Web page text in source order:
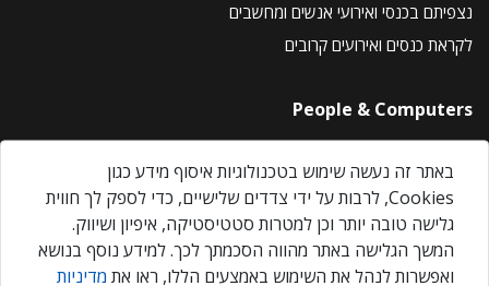
נצפיתם בכנסי ואירועי אנשים ומחשבים
לקראת כנסים ואירועים קרובים
People & Computers
About Us
Privacy Policy
Contact Us
Our Events
באתר זה נעשה שימוש בטכנולוגיות איסוף מידע כגון
Cookies, לרבות על ידי צדדים שלישיים, כדי לספק לך חווית
גלישה טובה יותר וכן למטרות סטטיסטיקה, איפיון ושיווק.
המשך הגלישה באתר מהווה הסכמתך לכך. למידע נוסף בנושא
ואפשרות לנהל את השימוש באמצעים הללו, ראו את מדיניות